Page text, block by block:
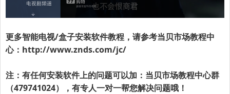
更多智能电视/盒子安装软件教程，请参考当贝市场教程中
心： http://www.znds.com/jc/
注：有任何安装软件上的问题可以加： 当贝市场教程中心群
（479741024），有专人一对一帮您解决问题哦！